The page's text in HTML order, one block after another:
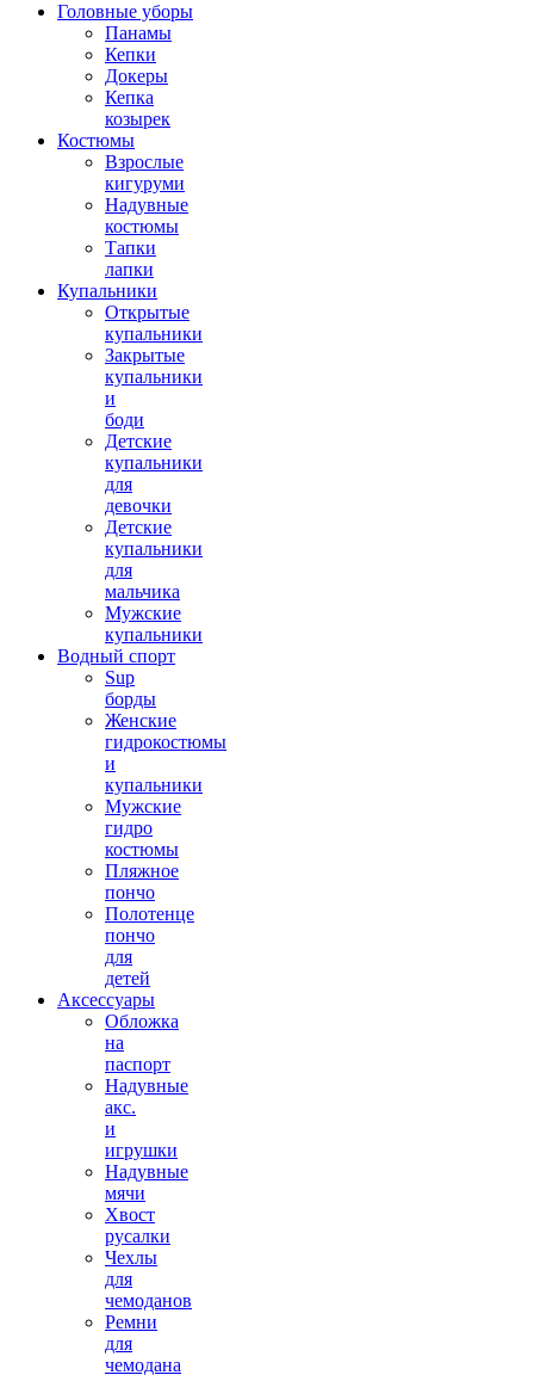
Головные уборы
Панамы
Кепки
Докеры
Кепка
козырек
Костюмы
Взрослые
кигуруми
Надувные
костюмы
Тапки
лапки
Купальники
Открытые
купальники
Закрытые
купальники
и
боди
Детские
купальники
для
девочки
Детские
купальники
для
мальчика
Мужские
купальники
Водный спорт
Sup
борды
Женские
гидрокостюмы
и
купальники
Мужские
гидро
костюмы
Пляжное
пончо
Полотенце
пончо
для
детей
Аксессуары
Обложка
на
паспорт
Надувные
акс.
и
игрушки
Надувные
мячи
Хвост
русалки
Чехлы
для
чемоданов
Ремни
для
чемодана